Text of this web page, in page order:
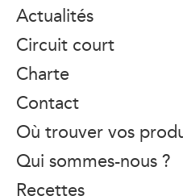
Actualités
Circuit court
Charte
Contact
Où trouver vos
Qui sommes-nous ?
Recettes